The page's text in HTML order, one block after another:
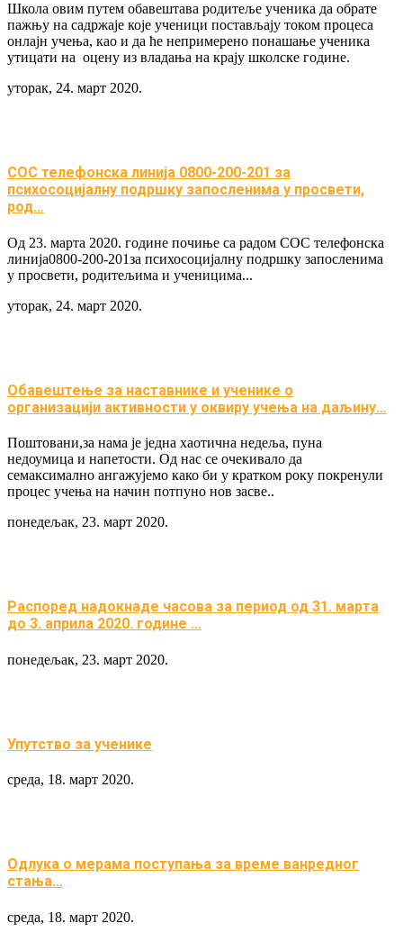
Школа овим путем обавештава родитеље ученика да обрате
пажњу на садржаје које ученици постављају током процеса
онлајн учења, као и да ће непримерено понашање ученика
утицати на оцену из владања на крају школске године.
уторак, 24. март 2020.
СОС телефонска линија 0800-200-201 за
психосоцијалну подршку запосленима у просвети,
род…
Од 23. марта 2020. године почиње са радом СОС телефонска
линија0800-200-201за психосоцијалну подршку запосленима
у просвети, родитељима и ученицима...
уторак, 24. март 2020.
Обавештење за наставнике и ученике о
организацији активности у оквиру учења на даљину…
Поштовани,за нама је једна хаотична недеља, пуна
недоумица и напетости. Од нас се очекивало да
семаксимално ангажујемо како би у кратком року покренули
процес учења на начин потпуно нов засве..
понедељак, 23. март 2020.
Распоред надокнаде часова за период од 31. марта
до 3. априла 2020. године …
понедељак, 23. март 2020.
Упутство за ученике
среда, 18. март 2020.
Одлука о мерама поступања за време ванредног
стања…
среда, 18. март 2020.